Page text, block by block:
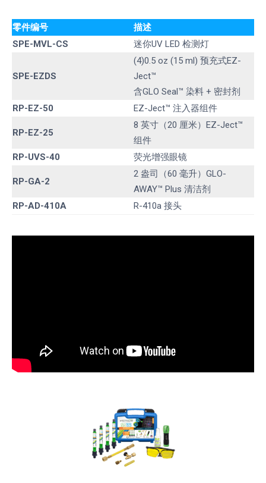
零件编号
描述
SPE-MVL-CS
迷你UV LED 检测灯
SPE-EZDS
(4)0.5 oz (15 ml) 预充式EZ-
Ject™
含GLO Seal™ 染料 + 密封剂
RP-EZ-50
EZ-Ject™ 注入器组件
RP-EZ-25
8 英寸（20 厘米）EZ-Ject™
组件
RP-UVS-40
荧光增强眼镜
RP-GA-2
2 盎司（60 毫升）GLO-
AWAY™ Plus 清洁剂
RP-AD-410A
R-410a 接头